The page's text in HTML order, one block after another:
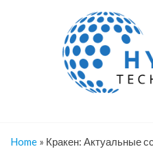
Home » Кракен: Актуальные